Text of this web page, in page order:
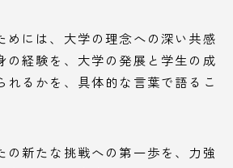
めには、大学の理念への深い共感
の経験を、大学の発展と学生の成
れるかを、具体的な言葉で語るこ
の新たな挑戦への第一歩を、力強